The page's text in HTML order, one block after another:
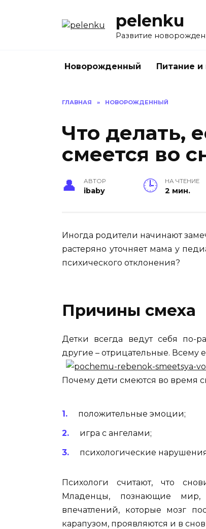
pelenku
Развитие
Новорожденный Питание
ГЛАВНАЯ » НОВОРОЖДЕННЫЙ
Что делать,
смеется во
АВТОР
ibaby
НА ЧТЕНИЕ
2 мин.
Иногда родители начинают
растеряно уточняет мама у
психического отклонения?
Причины смеха
Детки всегда ведут себя по-
другие – отрицательные. Всему
Почему дети смеются во время
положительные эмоции;
игра с ангелами;
психологические
Психологи считают, что
Младенцы, познающие мир,
впечатлений, которые мозг
карапузом, проявляются и в